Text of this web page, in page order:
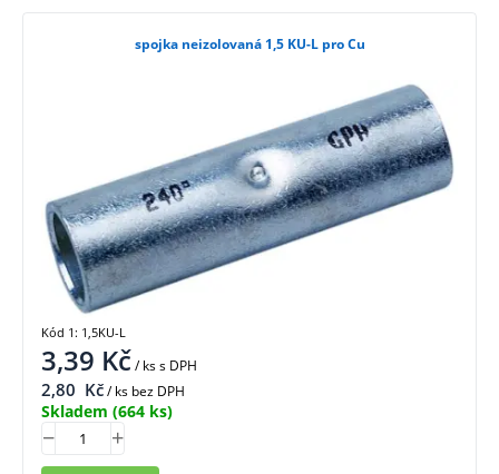
spojka neizolovaná 1,5 KU-L pro Cu
3,39 Kč/ kss DPH
2,80 Kč/ ks bez DPH
Skladem (664 ks)
Kód 1: 1,5KU-L